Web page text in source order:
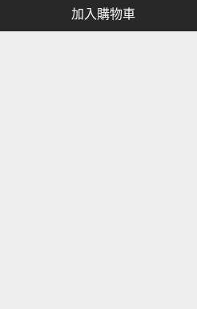
加入購物車